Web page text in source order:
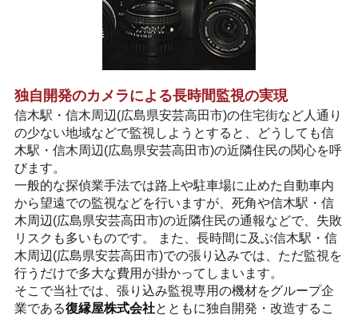
独自開発のカメラによる長時間監視の実現
信木駅・信木周辺(広島県安芸高田市)の住宅街など人通り
の少ない地域などで監視しようとすると、どうしても信
木駅・信木周辺(広島県安芸高田市)の近隣住民の関心を呼
びます。
一般的な探偵業手法では路上や駐車場に止めた自動車内
から望遠での監視などを行いますが、死角や信木駅・信
木周辺(広島県安芸高田市)の近隣住民の通報などで、失敗
リスクも多いものです。 また、長時間に及ぶ信木駅・信
木周辺(広島県安芸高田市)での張り込みでは、ただ監視を
行うだけで多大な費用が掛かってしまいます。
そこで当社では、張り込み監視専用の機材をグループ企
業である復縁屋株式会社とともに独自開発・改造するこ